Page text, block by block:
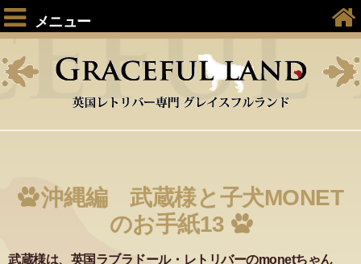
メニュー
沖縄編 武蔵様と子犬MONET
のお手紙13
武蔵様は、英国ラブラドール・レトリバーのmonetちゃん